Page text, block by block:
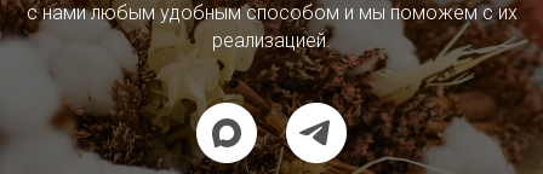
с нами любым удобным способом и мы поможем с их
реализацией.